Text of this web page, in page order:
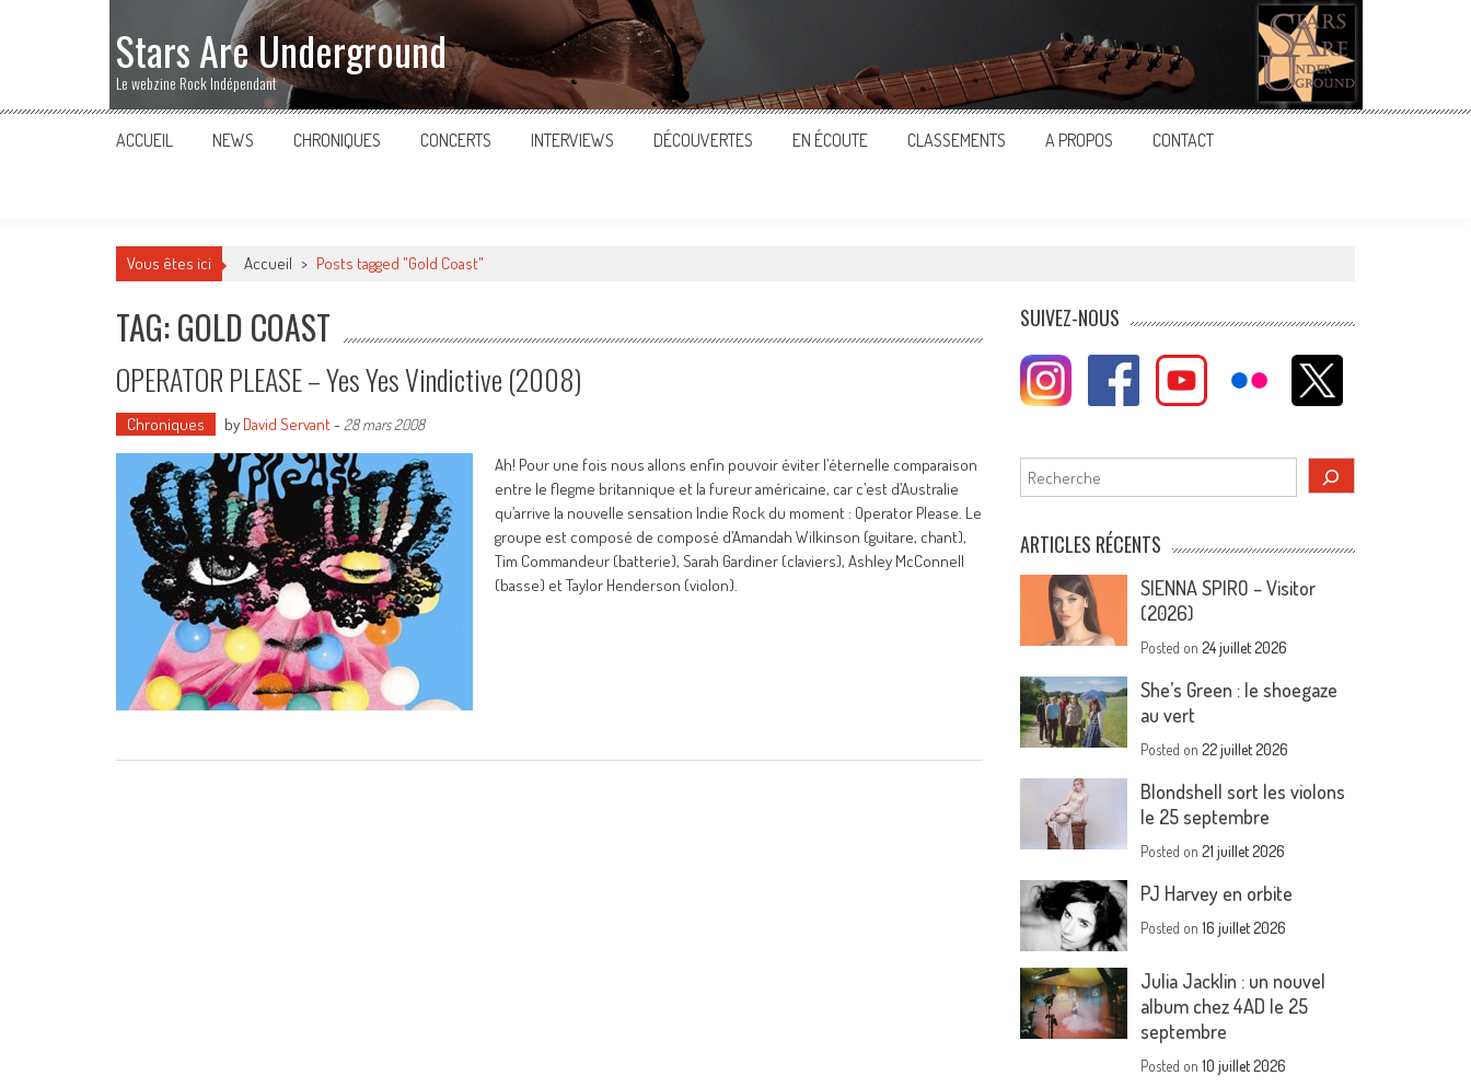
Stars Are Underground
Le webzine Rock Indépendant
ACCUEIL NEWS CHRONIQUES CONCERTS INTERVIEWS DÉCOUVERTES EN ÉCOUTE CLASSEMENTS A PROPOS CONTACT
Vous êtes ici Accueil > Posts tagged "Gold Coast"
TAG: GOLD COAST
OPERATOR PLEASE – Yes Yes Vindictive (2008)
Chroniques by David Servant- 28 mars 2008
Ah! Pour une fois nous allons enfin pouvoir éviter l’éternelle comparaison
entre le flegme britannique et la fureur américaine, car c’est d’Australie
qu’arrive la nouvelle sensation Indie Rock du moment : Operator Please. Le
groupe est composé de composé d’Amandah Wilkinson (guitare, chant),
Tim Commandeur (batterie), Sarah Gardiner (claviers), Ashley McConnell
(basse) et Taylor Henderson (violon).
SUIVEZ-NOUS
Rechercher
ARTICLES RÉCENTS
SIENNA SPIRO – Visitor
(2026)
Posted on24 juillet 2026
She’s Green : le shoegaze
au vert
Posted on22 juillet 2026
Blondshell sort les violons
le 25 septembre
Posted on21 juillet 2026
PJ Harvey en orbite
Posted on16 juillet 2026
Julia Jacklin : un nouvel
album chez 4AD le 25
septembre
Posted on10 juillet 2026